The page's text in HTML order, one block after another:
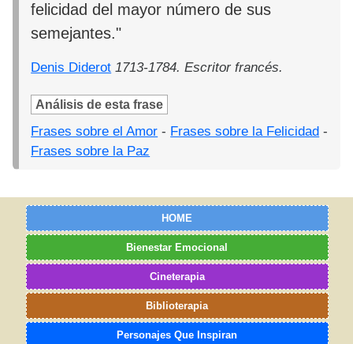
felicidad del mayor número de sus
semejantes."
Denis Diderot 1713-1784. Escritor francés.
Análisis de esta frase
Frases sobre el Amor - Frases sobre la Felicidad -
Frases sobre la Paz
HOME
Bienestar Emocional
Cineterapia
Biblioterapia
Personajes Que Inspiran